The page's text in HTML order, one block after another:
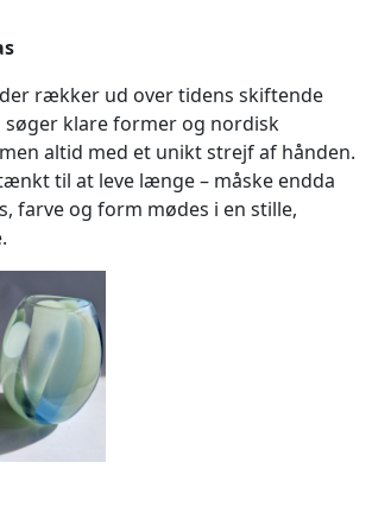
der rækker ud over tidens skiftende
søger klare former og nordisk
altid med et unikt strejf af hånden.
til at leve længe – måske endda
farve og form mødes i en stille,